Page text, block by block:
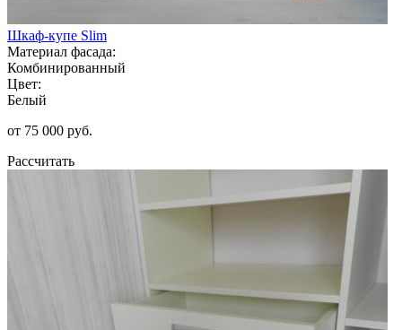
Шкаф-купе Slim
Материал фасада:
Комбинированный
Цвет:
Белый
от 75 000 руб.
Рассчитать